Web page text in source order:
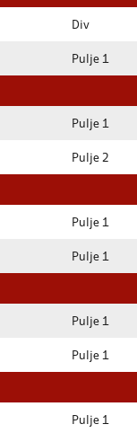
Div
Pulje 1
Pulje 1
Pulje 2
Pulje 1
Pulje 1
Pulje 1
Pulje 1
Pulje 1